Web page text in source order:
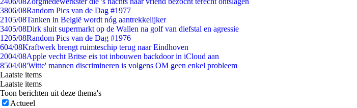
3806/08Random Pics van de Dag #1977
2105/08Tanken in België wordt nóg aantrekkelijker
3405/08Dirk sluit supermarkt op de Wallen na golf van diefstal en agressie
1205/08Random Pics van de Dag #1976
604/08Kraftwerk brengt ruimteschip terug naar Eindhoven
2004/08Apple vecht Britse eis tot inbouwen backdoor in iCloud aan
8504/08'Witte' mannen discrimineren is volgens OM geen enkel probleem
Laatste items
Laatste items
Toon berichten uit deze thema's
Actueel